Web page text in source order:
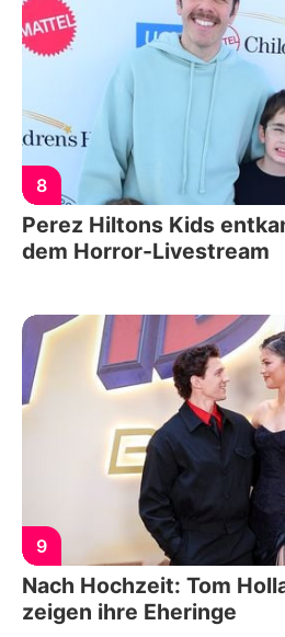
8
Perez Hiltons Kids
dem Horror-Livestream
9
Nach Hochzeit: Tom
zeigen ihre Eheringe